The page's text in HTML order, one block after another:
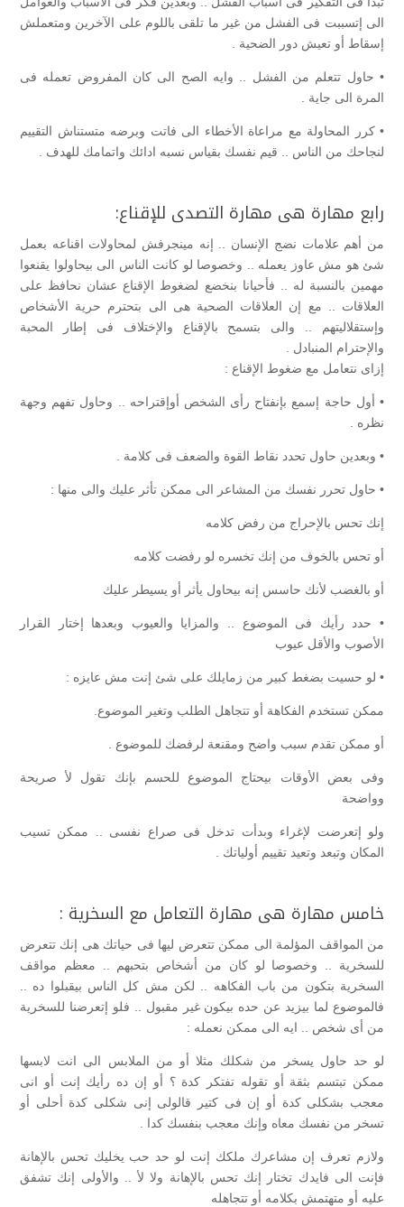
الى إتسببت فى الفشل من غير ما تلقى باللوم على الآخرين ومتعملش
إسقاط أو تعيش دور الضحية .
• حاول تتعلم من الفشل .. وايه الصح الى كان المفروض تعمله فى
المرة الى جاية .
• كرر المحاولة مع مراعاة الأخطاء الى فاتت وبرضه متستناش التقييم
لنجاحك من الناس .. قيم نفسك بقياس نسبه ادائك واتمامك للهدف .
رابع مهارة هى مهارة التصدى للإقناع:
من أهم علامات نضج الإنسان .. إنه مينجرفش لمحاولات اقناعه بعمل
شئ هو مش عاوز يعمله .. وخصوصا لو كانت الناس الى بيحاولوا يقنعوا
مهمين بالنسبة له .. فأحيانا بنخضع لضغوط الإقناع عشان نحافظ على
العلاقات .. مع إن العلاقات الصحية هى الى بتحترم حرية الأشخاص
وإستقلاليتهم .. والى بتسمح بالإقناع والإختلاف فى إطار المحبة
والإحترام المنبادل .
إزاى نتعامل مع ضغوط الإقناع :
• أول حاجة إسمع بإنفتاح رأى الشخص أوإقتراحه .. وحاول تفهم وجهة
نظره .
• وبعدين حاول تحدد نقاط القوة والضعف فى كلامة .
• حاول تحرر نفسك من المشاعر الى ممكن تأثر عليك والى منها :
إنك تحس بالإحراج من رفض كلامه
أو تحس بالخوف من إنك تخسره لو رفضت كلامه
أو بالغضب لأنك حاسس إنه بيحاول يأثر أو يسيطر عليك
• حدد رأيك فى الموضوع .. والمزايا والعيوب وبعدها إختار القرار
الأصوب والأقل عيوب
• لو حسيت بضغط كبير من زمايلك على شئ إنت مش عايزه :
ممكن تستخدم الفكاهة أو تتجاهل الطلب وتغير الموضوع.
أو ممكن تقدم سبب واضح ومقنعة لرفضك للموضوع .
وفى بعض الأوقات بيحتاج الموضوع للحسم بإنك تقول لأ صريحة
وواضحة
ولو إتعرضت لإغراء وبدأت تدخل فى صراع نفسى .. ممكن تسيب
المكان وتبعد وتعيد تقييم أولياتك .
خامس مهارة هى مهارة التعامل مع السخرية :
من المواقف المؤلمة الى ممكن تتعرض ليها فى حياتك هى إنك تتعرض
للسخرية .. وخصوصا لو كان من أشخاص بتحبهم .. معظم مواقف
السخرية بتكون من باب الفكاهه .. لكن مش كل الناس بيقبلوا ده ..
فالموضوع لما بيزيد عن حده بيكون غير مقبول .. فلو إتعرضنا للسخرية
من أى شخص .. ايه الى ممكن نعمله :
لو حد حاول يسخر من شكلك مثلا أو من الملابس الى انت لابسها
ممكن تبتسم بثقة أو تقوله تفتكر كدة ؟ أو إن ده رأيك إنت أو انى
معجب بشكلى كدة أو إن فى كتير قالولى إنى شكلى كدة أحلى أو
تسخر من نفسك معاه وإنك معجب بنفسك كدا .
ولازم تعرف إن مشاعرك ملكك إنت لو حد حب يخليك تحس بالإهانة
فإنت الى فايدك تختار إنك تحس بالإهانة ولا لأ .. والأولى إنك تشفق
عليه أو متهتمش بكلامه أو تتجاهله